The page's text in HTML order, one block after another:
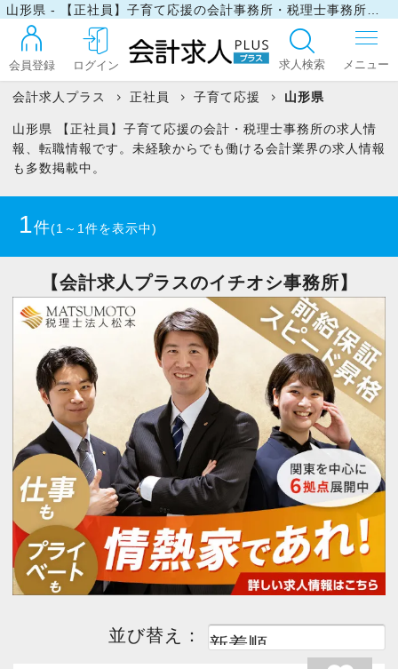
会員登録 ログイン 求人検索
ログイン
マイリスト
お問い合わせ
今すぐ会員登録
PC版サイトを見る
採用ご担当者様
会計求人プラス 正社員 子育て応援 山形県
山形県 【正社員】子育て応援の会計・税理士事務所の求人情
報、転職情報です。未経験からでも働ける会計業界の求人情報
も多数掲載中。
1件(1～1件を表示中)
【会計求人プラスのイチオシ事務所】
並び替え：